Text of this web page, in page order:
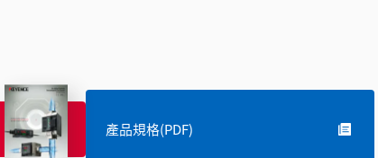
產品規格(PDF)